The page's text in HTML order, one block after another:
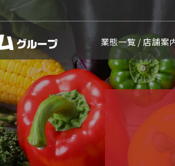
業態一覧 / 店舗案